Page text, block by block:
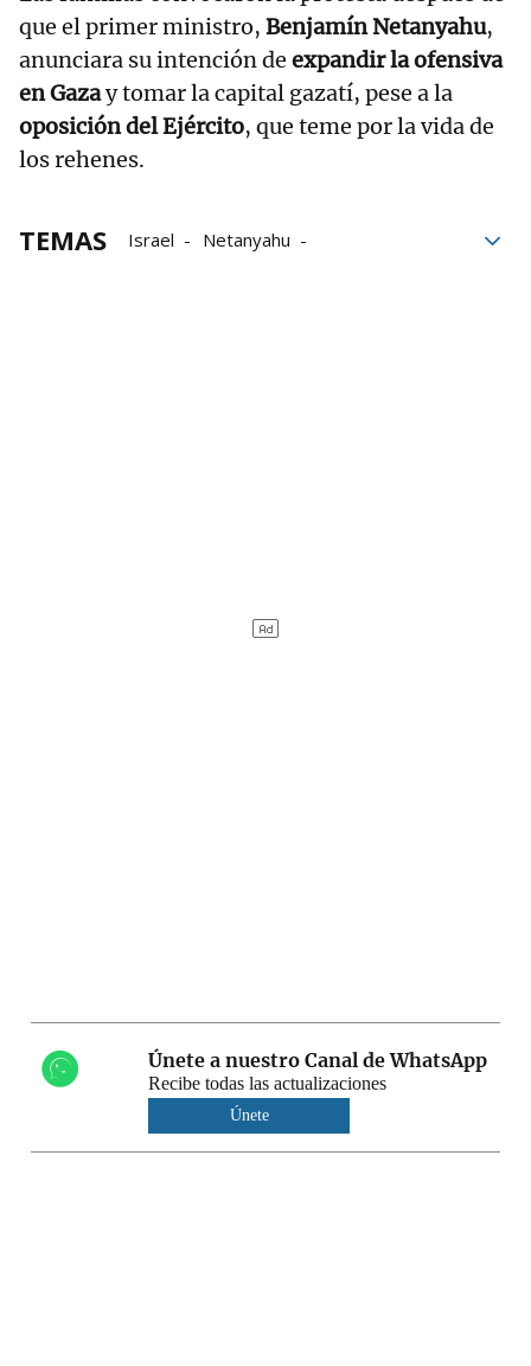
que el primer ministro, Benjamín Netanyahu,
anunciara su intención de expandir la ofensiva
en Gazay tomar la capital gazatí, pese a la
oposición del Ejército, que teme por la vida de
los rehenes.
TEMAS Israel
Netanyahu
Únete a nuestro Canal de WhatsApp
Recibe todas las actualizaciones
Únete